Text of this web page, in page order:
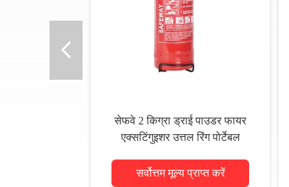
सेफवे 2 किग्रा ड्राई पाउडर फायर
एक्सटिंगुइशर उत्तल रिंग पोर्टेबल
सर्वोत्तम मूल्य प्राप्त करें